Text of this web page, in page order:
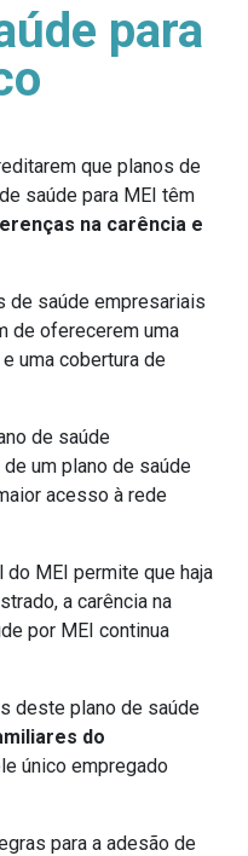
para
que planos de
saúde para MEI têm
na carência e
de saúde empresariais
de oferecerem uma
uma cobertura de
de saúde
um plano de saúde
acesso à rede
do MEI permite que haja
a carência na
por MEI continua
deste plano de saúde
do
único empregado
para a adesão de